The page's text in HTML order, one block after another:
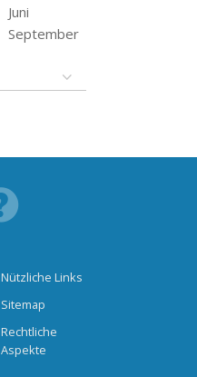
Juni
September
Nützliche Links
Sitemap
Rechtliche
Aspekte